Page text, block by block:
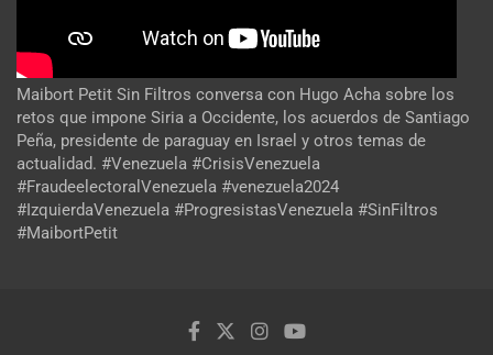
Maibort Petit Sin Filtros conversa con Hugo Acha sobre los
retos que impone Siria a Occidente, los acuerdos de Santiago
Peña, presidente de paraguay en Israel y otros temas de
actualidad. #Venezuela #CrisisVenezuela
#FraudeelectoralVenezuela #venezuela2024
#IzquierdaVenezuela #ProgresistasVenezuela #SinFiltros
#MaibortPetit